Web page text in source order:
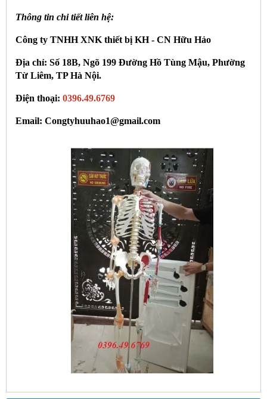
Thông tin chi tiết liên hệ:
Công ty TNHH XNK thiết bị KH - CN Hữu Hảo
Địa chỉ: Số 18B, Ngõ 199 Đường Hồ Tùng Mậu, Phường
Từ Liêm, TP Hà Nội.
Điện thoại: 0396.49.6769
Email: Congtyhuuhao1@gmail.com